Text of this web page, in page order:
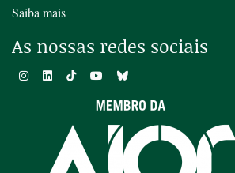
Saiba mais
As nossas redes sociais